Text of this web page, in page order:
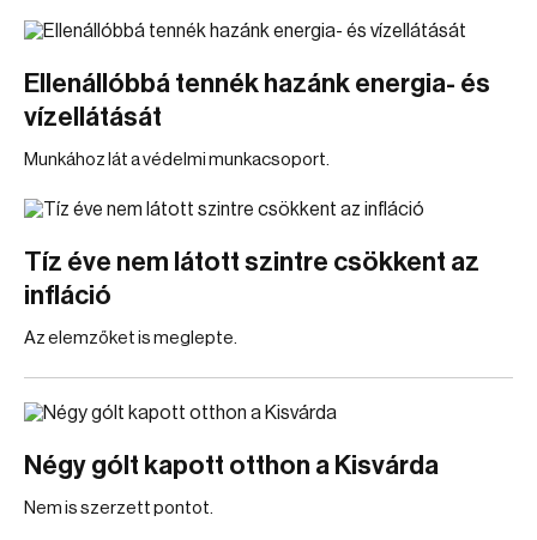
Ellenállóbbá tennék hazánk energia- és
vízellátását
Munkához lát a védelmi munkacsoport.
Tíz éve nem látott szintre csökkent az
infláció
Az elemzőket is meglepte.
Négy gólt kapott otthon a Kisvárda
Nem is szerzett pontot.